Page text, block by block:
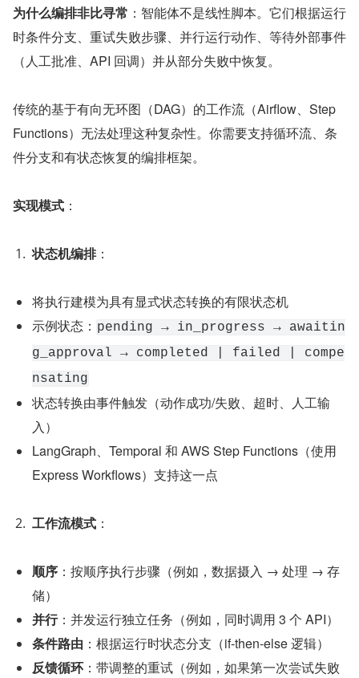
为什么编排非比寻常 ：智能体不是线性脚本。它们根据运行
时条件分支、重试失败步骤、并行运行动作、等待外部事件
（人工批准、API 回调）并从部分失败中恢复。
传统的基于有向无环图（DAG）的工作流（Airflow、Step
Functions）无法处理这种复杂性。你需要支持循环流、条
件分支和有状态恢复的编排框架。
实现模式 ：
状态机编排：
将执行建模为具有显式状态转换的有限状态机
示例状态： pending → in_progress → awaitin
g_approval → completed | failed | compe
nsating
状态转换由事件触发（动作成功/失败、超时、人工输
入）
LangGraph、Temporal 和 AWS Step Functions（使用
Express Workflows）支持这一点
工作流模式 ：
顺序 ：按顺序执行步骤（例如，数据摄入 → 处理 → 存
储）
并行：并发运行独立任务（例如，同时调用 3 个 API）
条件路由 ：根据运行时状态分支（if-then-else 逻辑）
反馈循环：带调整的重试（例如，如果第一次尝试失败